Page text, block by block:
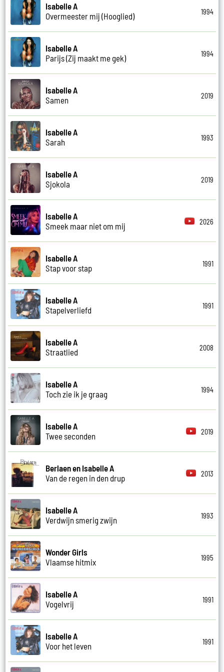
Isabelle A
Overmeester mij (Hooglied)
1994
Isabelle A
Parijs (Zij maakt me gek)
1994
Isabelle A
Samen
2019
Isabelle A
Sarah
1993
Isabelle A
Sjokola
2019
Isabelle A
Smeek maar niet om mij
2026
Isabelle A
Stap voor stap
1991
Isabelle A
Stapelverliefd
1991
Isabelle A
Straatlied
2008
Isabelle A
Toch zie ik je graag
1994
Isabelle A
Twee seconden
2019
Berlaen en Isabelle A
Van de regen in den drup
2013
Isabelle A
Verdwijn smerig zwijn
1993
Wonder Girls
Vlaamse hitmix
1995
Isabelle A
Vogelvrij
1991
Isabelle A
Voor het leven
1991